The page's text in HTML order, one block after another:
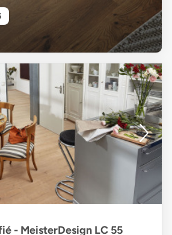
- MeisterDesign LC 55